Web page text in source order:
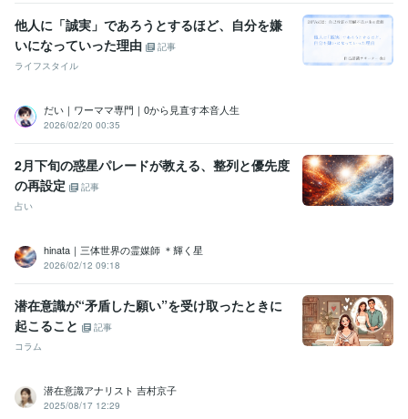
コーチング
カウンセリング 除霊 浄霊
悩み相談・カウンセリング 占い・スピリチュアル鑑定
願望実現アド
バイス 潜在意識へアプローチするヒーリング コーチング
潜在意識
願望実現
潜在意識の書き換え
語学力
英語 ビジネスレベル
他人に「誠実」であろうとするほど、自分を嫌
いになっていった理由
記事
ライフスタイル
だい｜ワーママ専門｜0から見直す本音人生
2026/02/20 00:35
2月下旬の惑星パレードが教える、整列と優先度
の再設定
記事
占い
hinata｜三体世界の霊媒師 ＊輝く星
2026/02/12 09:18
潜在意識が“矛盾した願い”を受け取ったときに
起こること
記事
コラム
潜在意識アナリスト 吉村京子
2025/08/17 12:29